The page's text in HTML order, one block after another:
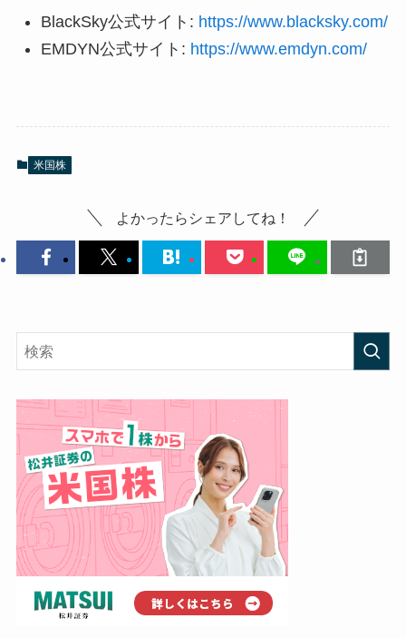
BlackSky公式サイト: https://www.blacksky.com/
EMDYN公式サイト: https://www.emdyn.com/
米国株
よかったらシェアしてね！